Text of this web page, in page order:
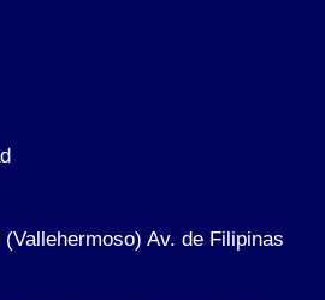
Av. de Filipinas